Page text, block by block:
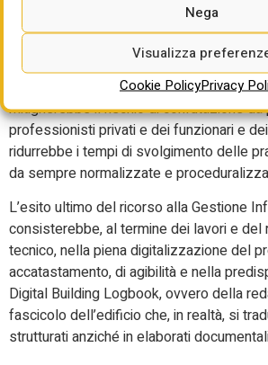
Nega
Visualizza
Cookie PolicyPrivacy
È del tutto palese come l’introduzione
questo approccio, riconosciuto
novellato testo unico dell’edilizia,
semplificazione del procedimento
mitigherebbe il rischio di confutazione da
professionisti privati e dei funzionari e
ridurrebbe i tempi di svolgimento delle
da sempre normalizzate e
L’esito ultimo del ricorso alla Gestione
consisterebbe, al termine dei lavori e del
tecnico, nella piena digitalizzazione del
accatastamento, di agibilità e nella
Digital Building Logbook, ovvero della
fascicolo dell’edificio che, in realtà, si
strutturati anziché in elaborati